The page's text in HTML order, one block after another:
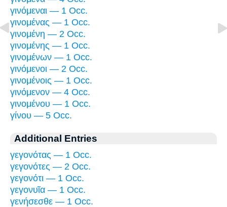
γινόμεναι — 1 Occ.
γινομένας — 1 Occ.
γινομένη — 2 Occ.
γινομένης — 1 Occ.
γινομένων — 1 Occ.
γινόμενοι — 2 Occ.
γινομένοις — 1 Occ.
γινόμενον — 4 Occ.
γινομένου — 1 Occ.
γίνου — 5 Occ.
Additional Entries
γεγονότας — 1 Occ.
γεγονότες — 2 Occ.
γεγονότι — 1 Occ.
γεγονυῖα — 1 Occ.
γενήσεσθε — 1 Occ.